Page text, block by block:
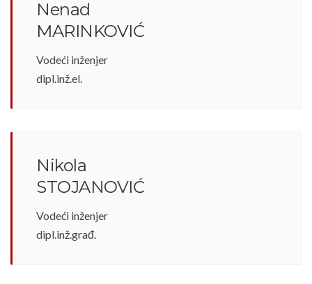
Nenad
MARINKOVIĆ
Vodeći inženjer
dipl.inž.el.
Nikola
STOJANOVIĆ
Vodeći inženjer
dipl.inž.građ.